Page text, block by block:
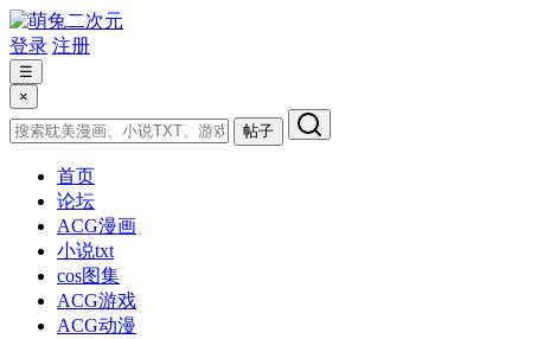
登录 注册
☰
×
帖子
首页
论坛
ACG漫画
小说txt
cos图集
ACG游戏
ACG动漫